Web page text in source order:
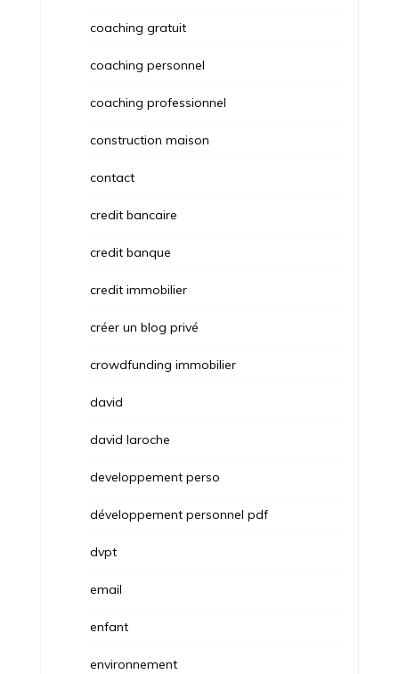
coaching gratuit
coaching personnel
coaching professionnel
construction maison
contact
credit bancaire
credit banque
credit immobilier
créer un blog privé
crowdfunding immobilier
david
david laroche
developpement perso
développement personnel pdf
dvpt
email
enfant
environnement